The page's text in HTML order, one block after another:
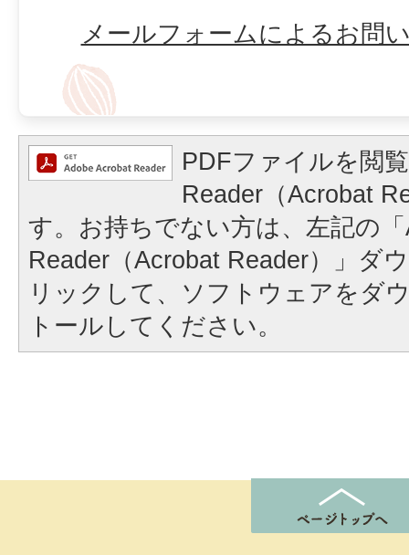
メールフォームによるお問
PDFファイルを閲
Reader（Acrobat
す。お持ちでない方は、左記の
Reader（Acrobat Reader）」ダ
リックして、ソフトウェアをダ
トールしてください。